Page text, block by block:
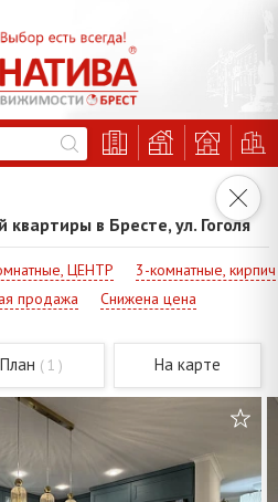
в Бресте, ул. Гоголя
ЦЕНТР
3-комнатные, кирпич
продажа Снижена цена
План ( 1 ) На карте